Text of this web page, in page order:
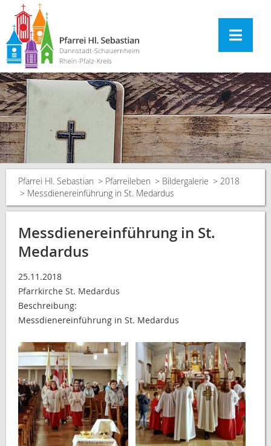
Pfarrei Hl. Sebastian Pfarreileben Bildergalerie
2018
Messdienereinführung in St. Medardus
Messdienereinführung in St.
Medardus
25.11.2018
Pfarrkirche St. Medardus
Beschreibung:
Messdienereinführung in St. Medardus